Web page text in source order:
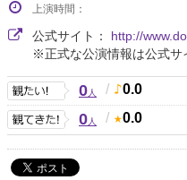
上演時間：
公式サイト： http://
※正式な公演情報は公式サ
0人 / 0.0
0人 / 0.0